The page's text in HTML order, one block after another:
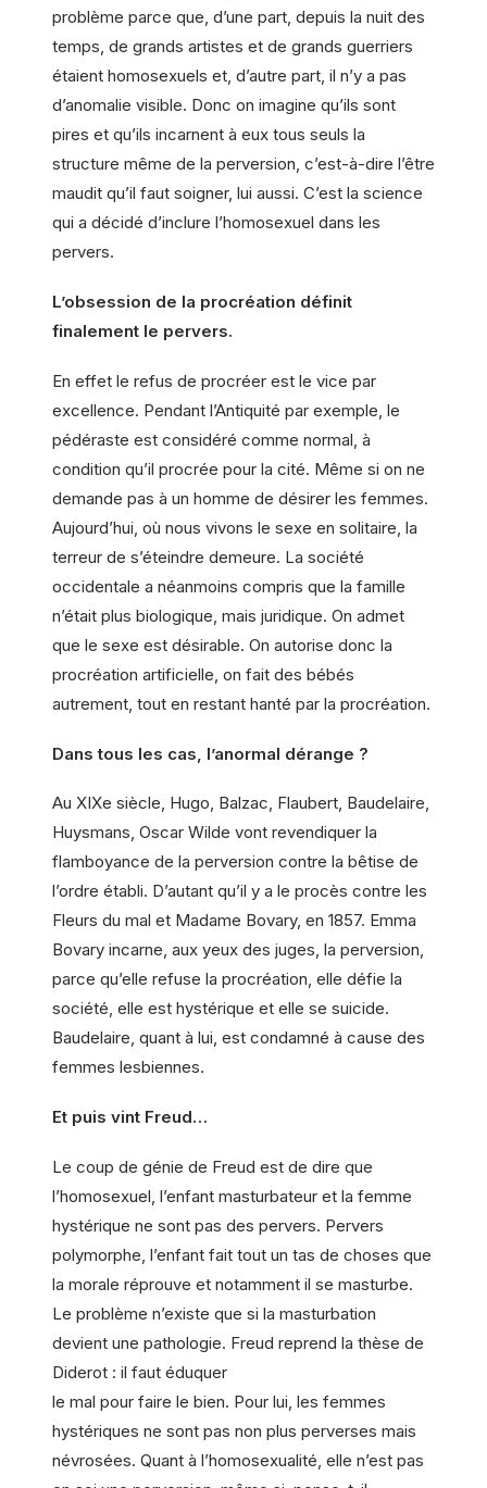
problème parce que, d’une part, depuis la nuit des
temps, de grands artistes et de grands guerriers
étaient homosexuels et, d’autre part, il n’y a pas
d’anomalie visible. Donc on imagine qu’ils sont
pires et qu’ils incarnent à eux tous seuls la
structure même de la perversion, c’est-à-dire l’être
maudit qu’il faut soigner, lui aussi. C’est la science
qui a décidé d’inclure l’homosexuel dans les
pervers.
L’obsession de la procréation définit
finalement le pervers.
En effet le refus de procréer est le vice par
excellence. Pendant l’Antiquité par exemple, le
pédéraste est considéré comme normal, à
condition qu’il procrée pour la cité. Même si on ne
demande pas à un homme de désirer les femmes.
Aujourd’hui, où nous vivons le sexe en solitaire, la
terreur de s’éteindre demeure. La société
occidentale a néanmoins compris que la famille
n’était plus biologique, mais juridique. On admet
que le sexe est désirable. On autorise donc la
procréation artificielle, on fait des bébés
autrement, tout en restant hanté par la procréation.
Dans tous les cas, l’anormal dérange ?
Au XIXe siècle, Hugo, Balzac, Flaubert, Baudelaire,
Huysmans, Oscar Wilde vont revendiquer la
flamboyance de la perversion contre la bêtise de
l’ordre établi. D’autant qu’il y a le procès contre les
Fleurs du mal et Madame Bovary, en 1857. Emma
Bovary incarne, aux yeux des juges, la perversion,
parce qu’elle refuse la procréation, elle défie la
société, elle est hystérique et elle se suicide.
Baudelaire, quant à lui, est condamné à cause des
femmes lesbiennes.
Et puis vint Freud…
Le coup de génie de Freud est de dire que
l’homosexuel, l’enfant masturbateur et la femme
hystérique ne sont pas des pervers. Pervers
polymorphe, l’enfant fait tout un tas de choses que
la morale réprouve et notamment il se masturbe.
Le problème n’existe que si la masturbation
devient une pathologie. Freud reprend la thèse de
Diderot : il faut éduquer
le mal pour faire le bien. Pour lui, les femmes
hystériques ne sont pas non plus perverses mais
névrosées. Quant à l’homosexualité, elle n’est pas